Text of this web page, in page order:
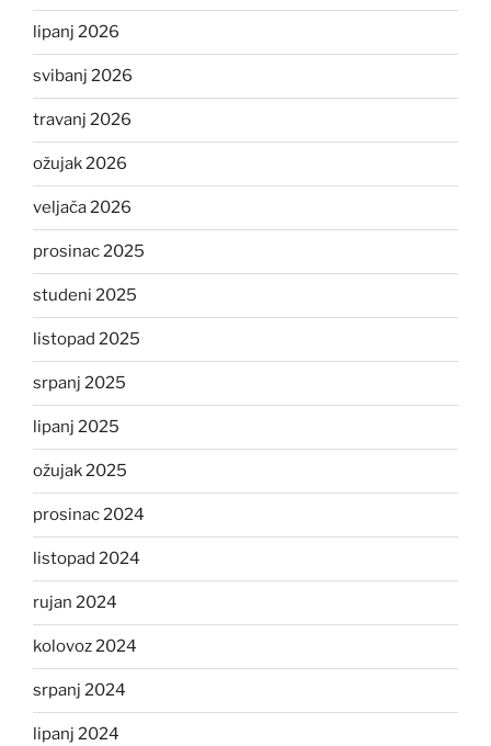
lipanj 2026
svibanj 2026
travanj 2026
ožujak 2026
veljača 2026
prosinac 2025
studeni 2025
listopad 2025
srpanj 2025
lipanj 2025
ožujak 2025
prosinac 2024
listopad 2024
rujan 2024
kolovoz 2024
srpanj 2024
lipanj 2024